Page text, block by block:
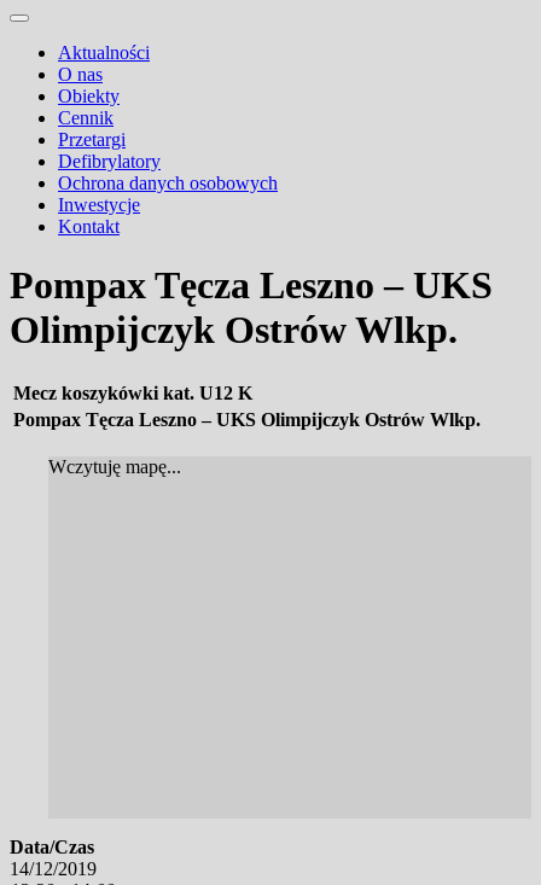
Aktualności
O nas
Obiekty
Cennik
Przetargi
Defibrylatory
Ochrona danych osobowych
Inwestycje
Kontakt
Pompax Tęcza Leszno – UKS
Olimpijczyk Ostrów Wlkp.
Mecz koszykówki kat. U12 K
Pompax Tęcza Leszno – UKS Olimpijczyk Ostrów Wlkp.
Wczytuję mapę...
Data/Czas
14/12/2019